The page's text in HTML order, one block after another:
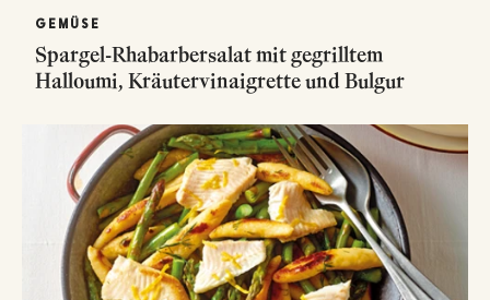
GEMÜSE
Spargel-Rhabarbersalat mit gegrilltem
Halloumi, Kräutervinaigrette und Bulgur